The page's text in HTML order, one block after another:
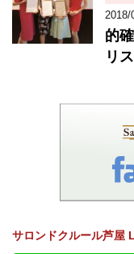
2018/
的
リ
サロンドクルール芦屋